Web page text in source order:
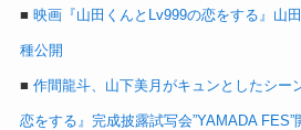
■ 映画『山田くんとLv999の恋をする』山
種公開
■ 作間龍斗、山下美月がキュンとしたシー
恋をする』完成披露試写会”YAMADA FES”